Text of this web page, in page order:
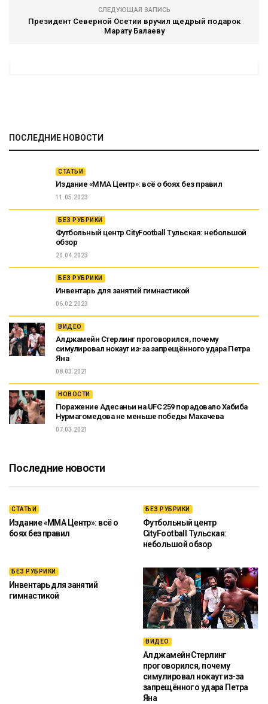
СЛЕДУЮЩАЯ ЗАПИСЬ
Президент Северной Осетии вручил щедрый подарок
Марату Балаеву
ПОСЛЕДНИЕ НОВОСТИ
СТАТЬИ
Издание «ММА Центр»: всё о боях без правил
11.05.2023
БЕЗ РУБРИКИ
Футбольный центр CityFootball Тульская: небольшой
обзор
20.04.2023
БЕЗ РУБРИКИ
Инвентарь для занятий гимнастикой
06.02.2023
ВИДЕО
Алджамейн Стерлинг проговорился, почему
симулировал нокаут из-за запрещённого удара Петра
Яна
08.03.2021
НОВОСТИ
Поражение Адесаньи на UFC 259 порадовало Хабиба
Нурмагомедова не меньше победы Махачева
07.03.2021
Последние новости
СТАТЬИ
Издание «ММА Центр»: всё о
боях без правил
БЕЗ РУБРИКИ
Футбольный центр
CityFootball Тульская:
небольшой обзор
БЕЗ РУБРИКИ
Инвентарь для занятий
гимнастикой
ВИДЕО
Алджамейн Стерлинг
проговорился, почему
симулировал нокаут из-за
запрещённого удара Петра
Яна